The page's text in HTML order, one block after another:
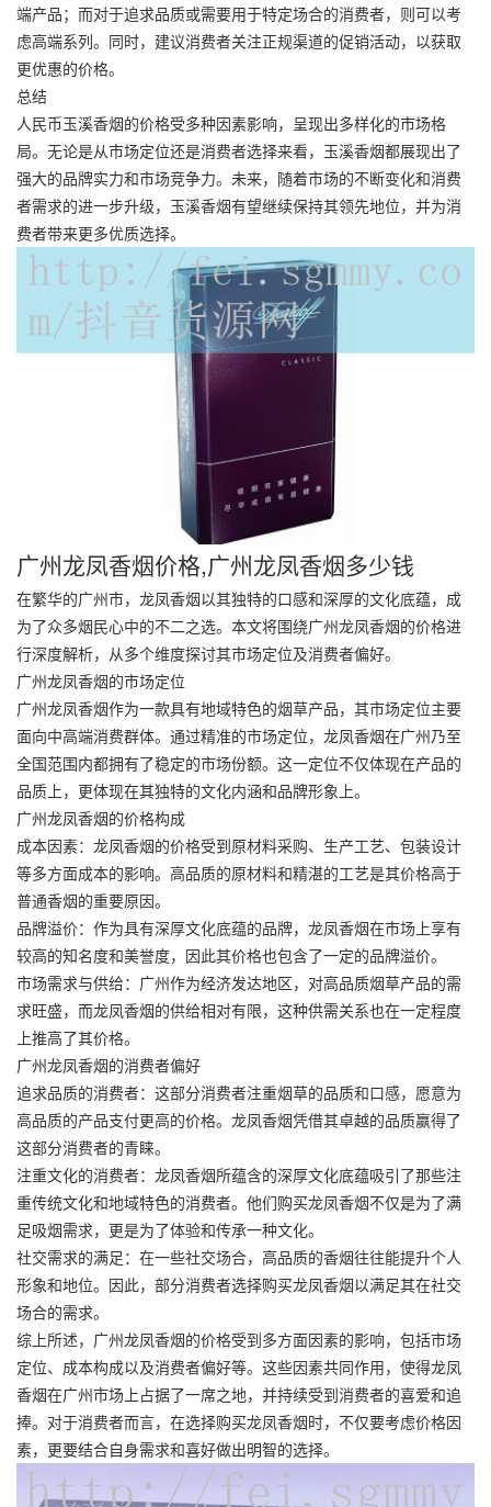
端产品；而对于追求品质或需要用于特定场合的消费者，则可以考
虑高端系列。同时，建议消费者关注正规渠道的促销活动，以获取
更优惠的价格。
总结
人民币玉溪香烟的价格受多种因素影响，呈现出多样化的市场格
局。无论是从市场定位还是消费者选择来看，玉溪香烟都展现出了
强大的品牌实力和市场竞争力。未来，随着市场的不断变化和消费
者需求的进一步升级，玉溪香烟有望继续保持其领先地位，并为消
费者带来更多优质选择。
广州龙凤香烟价格,广州龙凤香烟多少钱
在繁华的广州市，龙凤香烟以其独特的口感和深厚的文化底蕴，成
为了众多烟民心中的不二之选。本文将围绕广州龙凤香烟的价格进
行深度解析，从多个维度探讨其市场定位及消费者偏好。
广州龙凤香烟的市场定位
广州龙凤香烟作为一款具有地域特色的烟草产品，其市场定位主要
面向中高端消费群体。通过精准的市场定位，龙凤香烟在广州乃至
全国范围内都拥有了稳定的市场份额。这一定位不仅体现在产品的
品质上，更体现在其独特的文化内涵和品牌形象上。
广州龙凤香烟的价格构成
成本因素：龙凤香烟的价格受到原材料采购、生产工艺、包装设计
等多方面成本的影响。高品质的原材料和精湛的工艺是其价格高于
普通香烟的重要原因。
品牌溢价：作为具有深厚文化底蕴的品牌，龙凤香烟在市场上享有
较高的知名度和美誉度，因此其价格也包含了一定的品牌溢价。
市场需求与供给：广州作为经济发达地区，对高品质烟草产品的需
求旺盛，而龙凤香烟的供给相对有限，这种供需关系也在一定程度
上推高了其价格。
广州龙凤香烟的消费者偏好
追求品质的消费者：这部分消费者注重烟草的品质和口感，愿意为
高品质的产品支付更高的价格。龙凤香烟凭借其卓越的品质赢得了
这部分消费者的青睐。
注重文化的消费者：龙凤香烟所蕴含的深厚文化底蕴吸引了那些注
重传统文化和地域特色的消费者。他们购买龙凤香烟不仅是为了满
足吸烟需求，更是为了体验和传承一种文化。
社交需求的满足：在一些社交场合，高品质的香烟往往能提升个人
形象和地位。因此，部分消费者选择购买龙凤香烟以满足其在社交
场合的需求。
综上所述，广州龙凤香烟的价格受到多方面因素的影响，包括市场
定位、成本构成以及消费者偏好等。这些因素共同作用，使得龙凤
香烟在广州市场上占据了一席之地，并持续受到消费者的喜爱和追
捧。对于消费者而言，在选择购买龙凤香烟时，不仅要考虑价格因
素，更要结合自身需求和喜好做出明智的选择。